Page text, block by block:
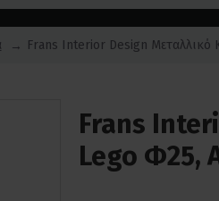
Frans Interior Design Μεταλλικό
Frans
Lego Φ25,